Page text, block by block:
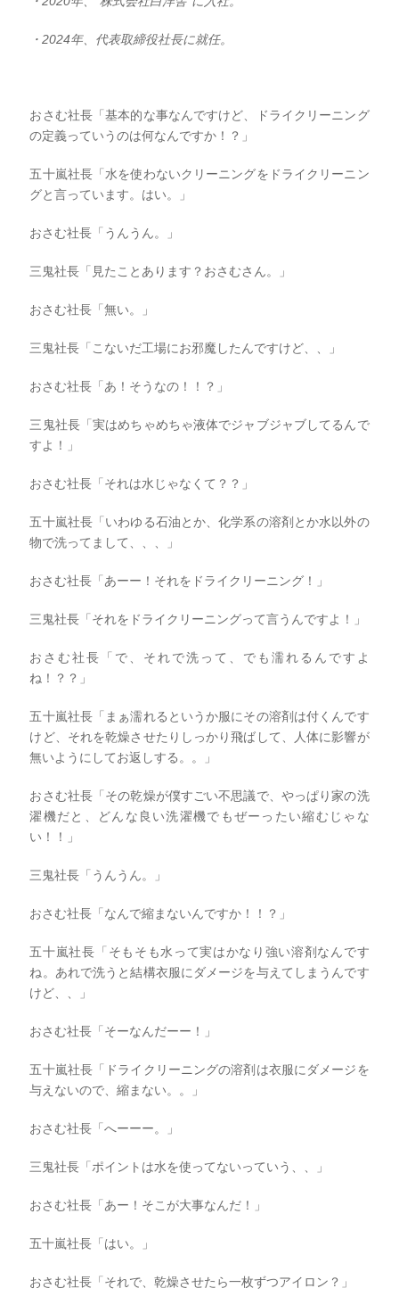
・2024年、代表取締役社長に就任。
おさむ社長「基本的な事なんですけど、ドライクリーニング
の定義っていうのは何なんですか！？」
五十嵐社長「水を使わないクリーニングをドライクリーニン
グと言っています。はい。」
おさむ社長「うんうん。」
三鬼社長「見たことあります？おさむさん。」
おさむ社長「無い。」
三鬼社長「こないだ工場にお邪魔したんですけど、、」
おさむ社長「あ！そうなの！！？」
三鬼社長「実はめちゃめちゃ液体でジャブジャブしてるんで
すよ！」
おさむ社長「それは水じゃなくて？？」
五十嵐社長「いわゆる石油とか、化学系の溶剤とか水以外の
物で洗ってまして、、、」
おさむ社長「あーー！それをドライクリーニング！」
三鬼社長「それをドライクリーニングって言うんですよ！」
おさむ社長「で、それで洗って、でも濡れるんですよ
ね！？？」
五十嵐社長「まぁ濡れるというか服にその溶剤は付くんです
けど、それを乾燥させたりしっかり飛ばして、人体に影響が
無いようにしてお返しする。。」
おさむ社長「その乾燥が僕すごい不思議で、やっぱり家の洗
濯機だと、どんな良い洗濯機でもぜーったい縮むじゃな
い！！」
三鬼社長「うんうん。」
おさむ社長「なんで縮まないんですか！！？」
五十嵐社長「そもそも水って実はかなり強い溶剤なんです
ね。あれで洗うと結構衣服にダメージを与えてしまうんです
けど、、」
おさむ社長「そーなんだーー！」
五十嵐社長「ドライクリーニングの溶剤は衣服にダメージを
与えないので、縮まない。。」
おさむ社長「へーーー。」
三鬼社長「ポイントは水を使ってないっていう、、」
おさむ社長「あー！そこが大事なんだ！」
五十嵐社長「はい。」
おさむ社長「それで、乾燥させたら一枚ずつアイロン？」